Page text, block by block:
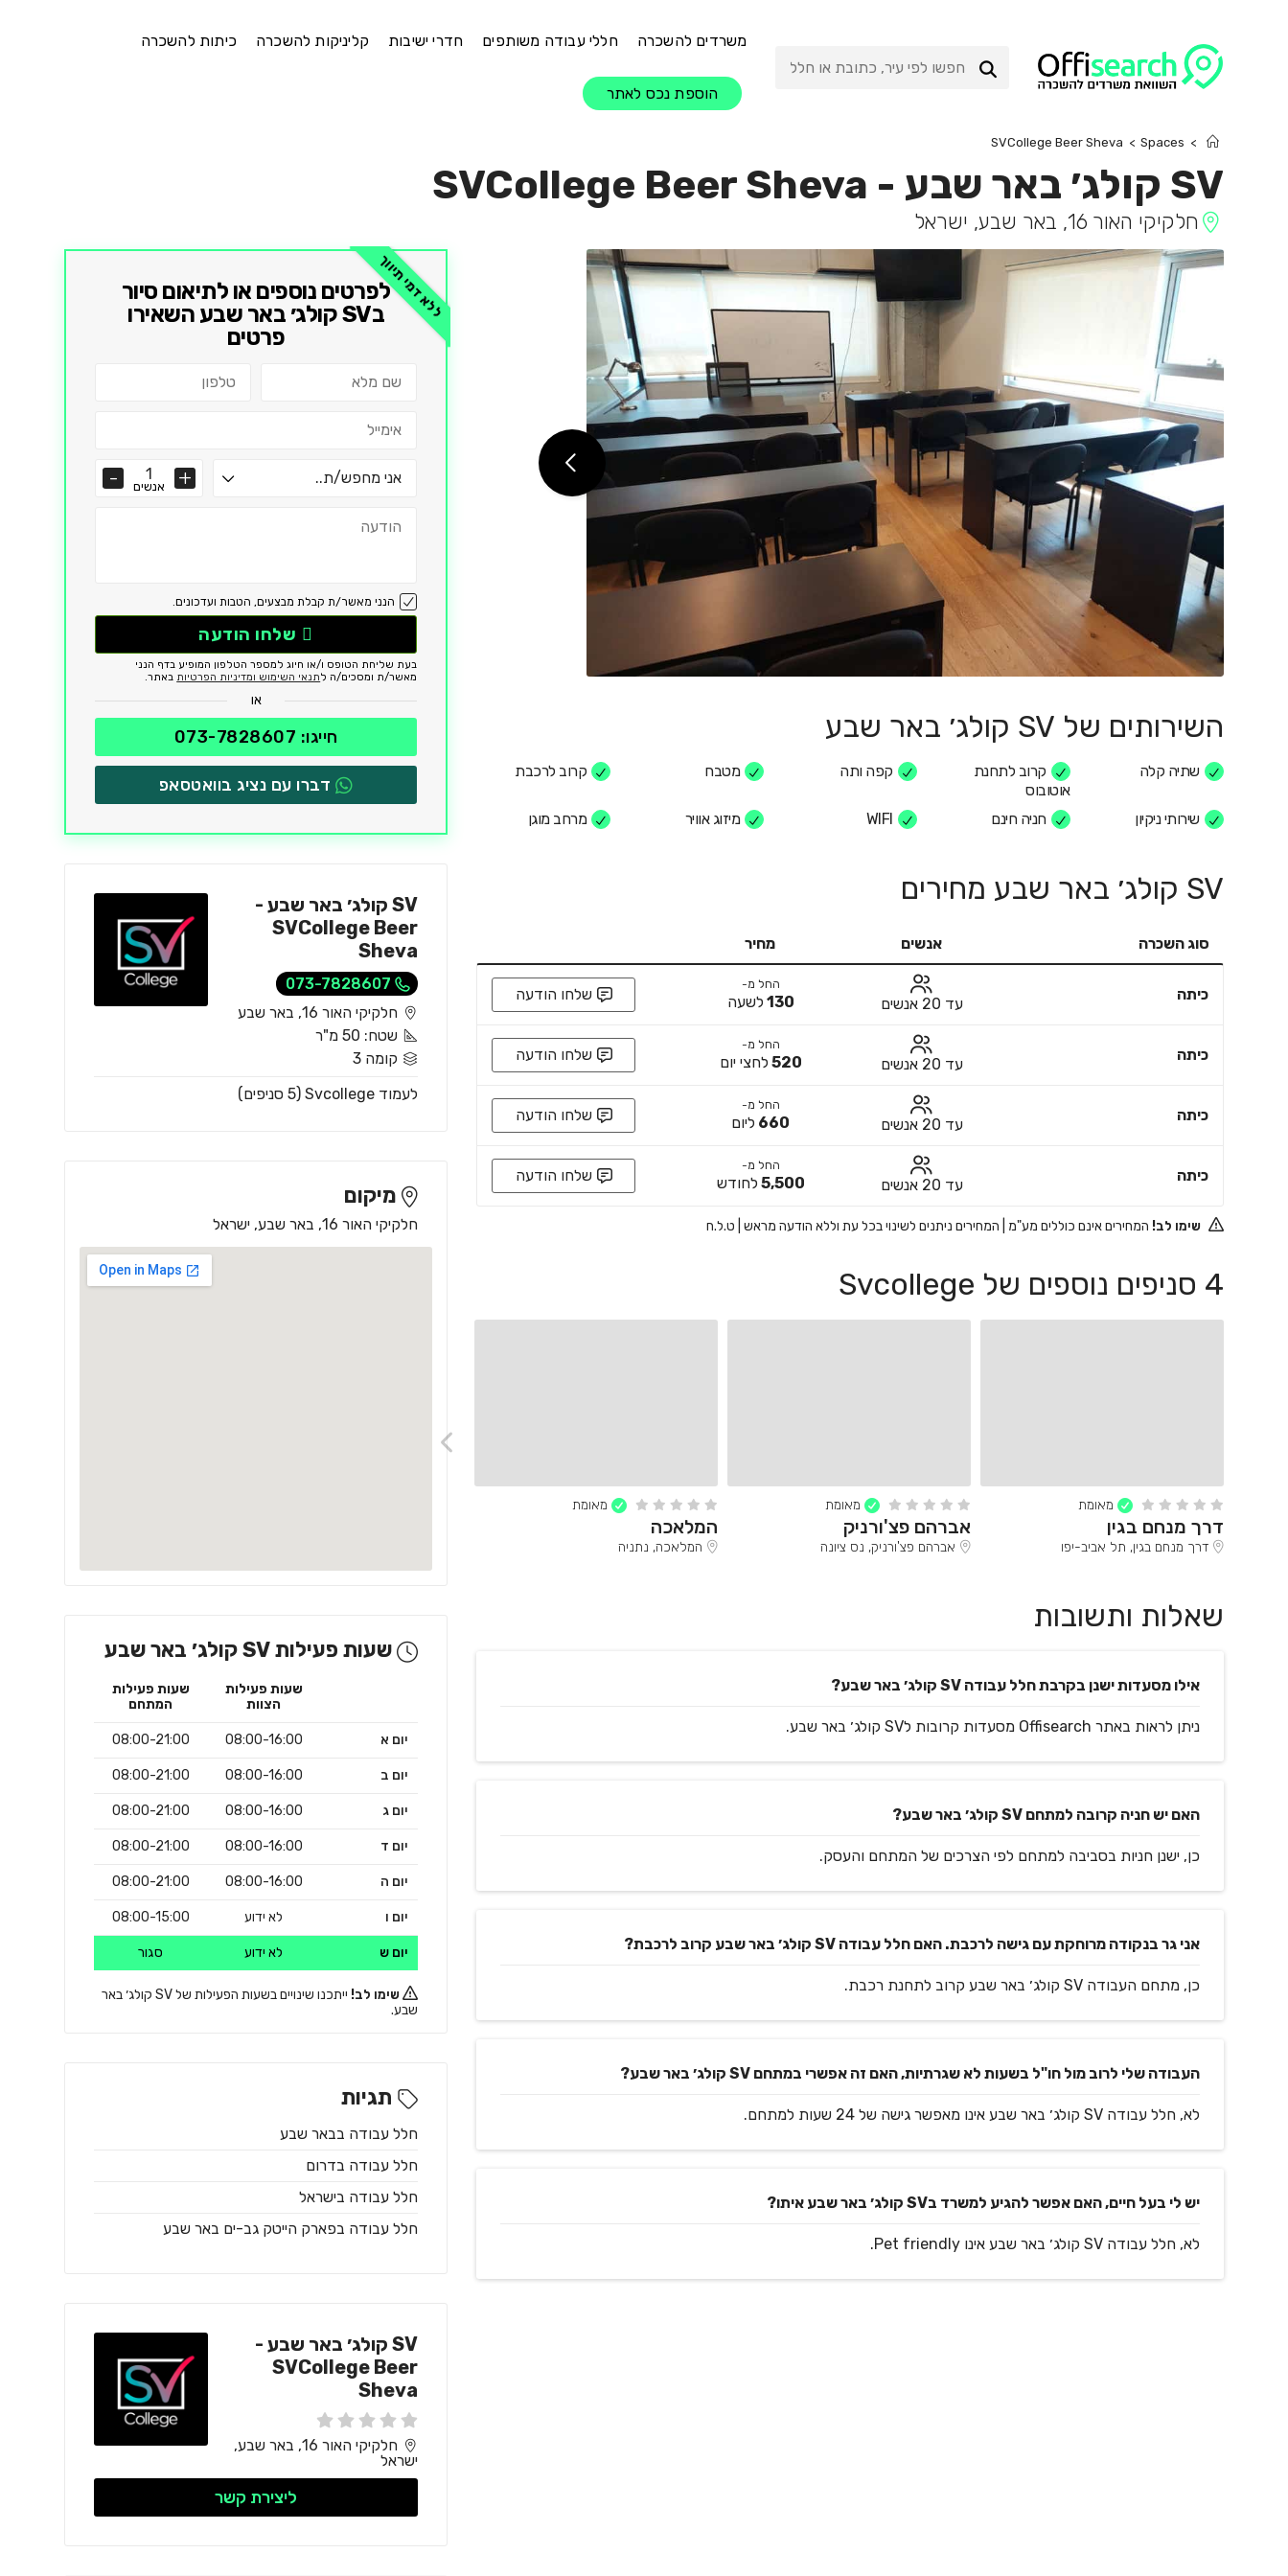
משרדים להשכרה חללי עבודה משותפים חדרי ישיבות קליניקות להשכרה כיתות להשכרה
הוספת נכס לאתר
>
Spaces
>
SVCollege Beer Sheva
SV קולג׳ באר שבע -
SVCollege Beer Sheva
חלקיקי האור 16, באר שבע, ישראל
השירותים של SV קולג׳ באר שבע
שתיה קלה
קרוב לתחנת
אוטובוס
קפה ותה מטבח קרוב לרכבת
שירותי ניקיון חניה חינם WIFI מיזוג אוויר מרחב מוגן
SV קולג׳ באר שבע מחירים
סוג השכרה אנשים מחיר
כיתה
עד 20 אנשים
החל מ-
130 לשעה שלחו הודעה
כיתה
עד 20 אנשים
החל מ-
520 לחצי יום שלחו הודעה
כיתה
עד 20 אנשים
החל מ-
660 ליום שלחו הודעה
כיתה
עד 20 אנשים
החל מ-
5,500 לחודש שלחו הודעה
שימו לב! המחירים אינם כוללים מע"מ | המחירים ניתנים לשינוי בכל עת וללא הודעה מראש | ט.ל.ח
4 סניפים נוספים של Svcollege
מאומת
דרך מנחם בגין
דרך מנחם בגין, תל אביב-יפו
מאומת
אברהם פצ'ורניק
אברהם פצ'ורניק, נס ציונה
מאומת
המלאכה
המלאכה, נתניה
שאלות ותשובות
אילו מסעדות ישנן בקרבת חלל עבודה SV קולג׳ באר שבע?
ניתן לראות באתר Offisearch מסעדות קרובות לSV קולג׳ באר שבע.
האם יש חניה קרובה למתחם SV קולג׳ באר שבע?
כן, ישנן חניות בסביבה למתחם לפי הצרכים של המתחם והעסק.
אני גר בנקודה מרוחקת עם גישה לרכבת. האם חלל עבודה SV קולג׳ באר שבע קרוב לרכבת?
כן, מתחם העבודה SV קולג׳ באר שבע קרוב לתחנת רכבת.
העבודה שלי לרוב מול חו"ל בשעות לא שגרתיות, האם זה אפשרי במתחם SV קולג׳ באר שבע?
לא, חלל עבודה SV קולג׳ באר שבע אינו מאפשר גישה של 24 שעות למתחם.
יש לי בעל חיים, האם אפשר להגיע למשרד בSV קולג׳ באר שבע איתו?
לא, חלל עבודה SV קולג׳ באר שבע אינו Pet friendly.
ללא דמי תיווךלפרטים נוספים או לתיאום סיור
בSV קולג׳ באר שבע
השאירו
פרטים
אנשים
הנני מאשר/ת קבלת מבצעים, הטבות ועדכונים.
שלחו הודעה
בעת שליחת הטופס ו/או חיוג למספר הטלפון המופיע בדף הנני
מאשר/ת ומסכים/ה לתנאי השימוש ומדיניות הפרטיות באתר.
או
חייגו: 073-7828607
דברו עם נציג בוואטסאפ
SV קולג׳ באר שבע -
SVCollege Beer
Sheva
073-7828607
חלקיקי האור 16, באר שבע
שטח: 50 מ"ר
קומה 3
לעמוד Svcollege (5 סניפים)
מיקום
חלקיקי האור 16, באר שבע, ישראל
שעות פעילות SV קולג׳ באר שבע
שעות פעילות
הצוות
שעות פעילות
המתחם
יום א 08:00-16:00
08:00-21:00
יום ב 08:00-16:00
08:00-21:00
יום ג 08:00-16:00
08:00-21:00
יום ד 08:00-16:00
08:00-21:00
יום ה 08:00-16:00
08:00-21:00
יום ו לא ידוע 08:00-15:00
יום ש לא ידוע סגור
שימו לב!
ייתכנו שינויים בשעות הפעילות של SV קולג׳ באר
שבע.
תגיות
חלל עבודה בבאר שבע
חלל עבודה בדרום
חלל עבודה בישראל
חלל עבודה בפארק הייטק גב-ים באר שבע
SV קולג׳ באר שבע -
SVCollege Beer
Sheva
חלקיקי האור 16, באר שבע,
ישראל
ליצירת קשר